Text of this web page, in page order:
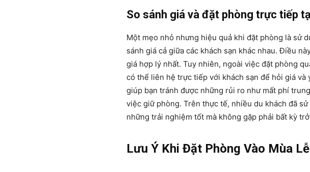
So sánh giá và đặt phòng trực tiếp
Một mẹo nhỏ nhưng hiệu quả khi đặt phòng là sử
sánh giá cả giữa các khách sạn khác nhau. Điều
giá hợp lý nhất. Tuy nhiên, ngoài việc đặt phòng
có thể liên hệ trực tiếp với khách sạn để hỏi giá
giúp bạn tránh được những rủi ro như mất phí
việc giữ phòng. Trên thực tế, nhiều du khách đã
những trải nghiệm tốt mà không gặp phải bất kỳ
Lưu Ý Khi Đặt Phòng Vào Mùa